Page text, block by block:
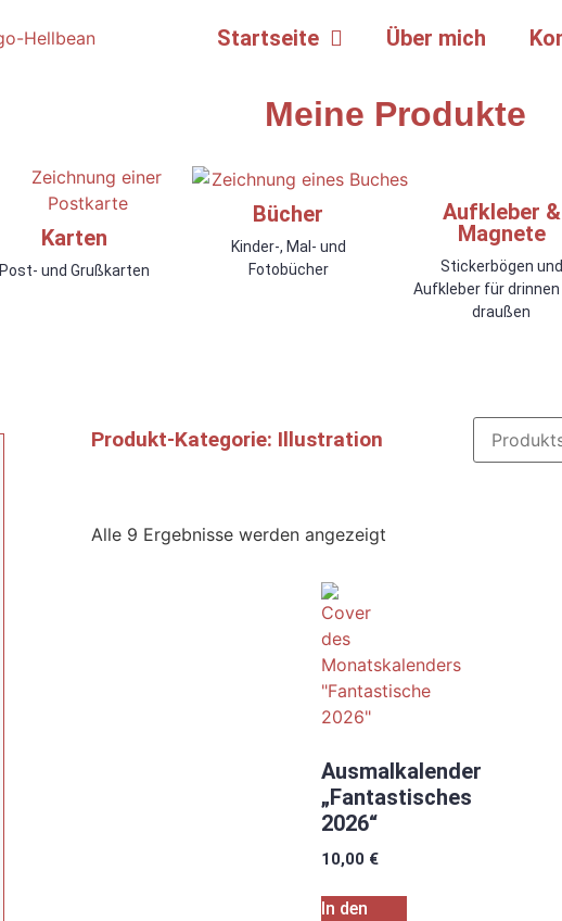
Startseite Über mich
Meine Produkte
Karten
Post- und Grußkarten
Bücher
Kinder-, Mal- und
Fotobücher
Aufkleber &
Magnete
Stickerbögen und
Aufkleber für drinnen
draußen
Produkt-Kategorie: Illustration
Alle 9 Ergebnisse werden angezeigt
Ausmalkalender
„Fantastisches
2026“
10,00 €
In den